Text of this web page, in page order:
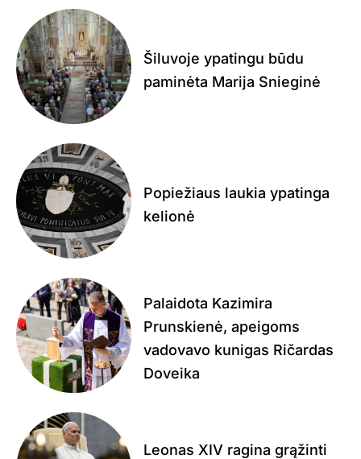
Šiluvoje ypatingu būdu
paminėta Marija Snieginė
Popiežiaus laukia ypatinga
kelionė
Palaidota Kazimira
Prunskienė, apeigoms
vadovavo kunigas Ričardas
Doveika
Leonas XIV ragina grąžinti